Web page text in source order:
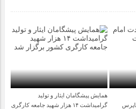
همایش پیشگامان ایثار و تولید
گرامیداشت ۱۴ هزار شهید جامعه کارگری